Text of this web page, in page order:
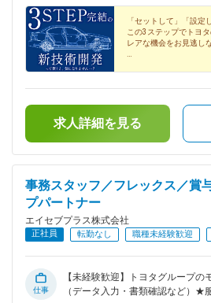
「セットして」「設定
この3ステップでトヨ
レアな機会をお見逃し
◎子育て支援充実
求人詳細を見る
事務スタッフ／フレックス／賞
プパートナー
エイセブプラス株式会社
正社員 転勤なし 職種未経験歓迎
仕事
【未経験歓迎】トヨタグループ
（データ入力・書類確認など）★